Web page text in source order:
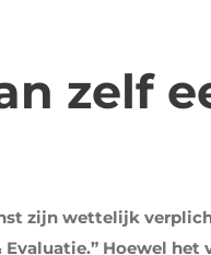
zelf
zijn wettelijk
Hoewel